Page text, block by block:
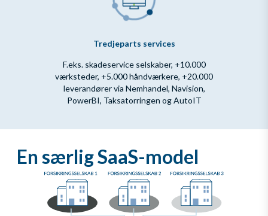
Tredjeparts services
F.eks. skadeservice selskaber, +10.000
værksteder, +5.000 håndværkere, +20.000
leverandører via Nemhandel, Navision,
PowerBI, Taksatorringen og AutoIT
En særlig SaaS-model